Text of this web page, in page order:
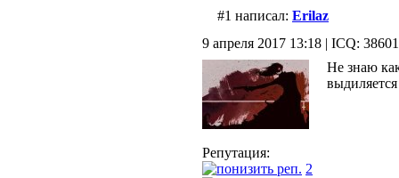
#1 написал: Erilaz
9 апреля 2017 13:18 | ICQ:
Репутация:
2
Не знаю